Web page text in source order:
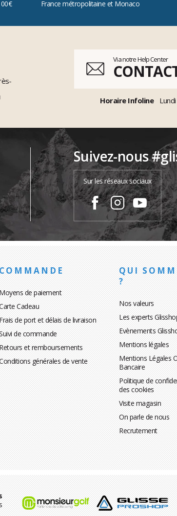
France métropolitaine et Monaco
Via notre Help Center
Horaire Infoline
Suivez-nous
Sur les réseaux sociaux
de paiement
Cadeau
de port et délais de livraison
de commande
et remboursements
générales de vente
QUI
?
Nos valeurs
Les experts
Evènements
Mentions légales
Mentions Légales
Bancaire
Politique de
des cookies
Visite magasin
On parle de nous
Recrutement